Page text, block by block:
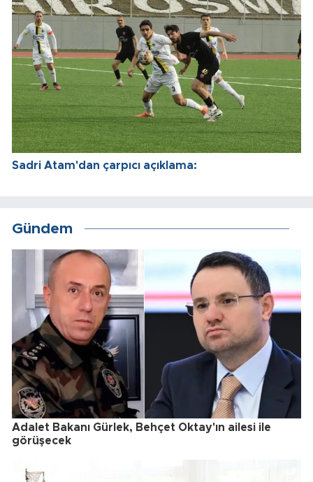
Sadri Atam'dan çarpıcı açıklama:
Gündem
Adalet Bakanı Gürlek, Behçet Oktay'ın ailesi ile
görüşecek